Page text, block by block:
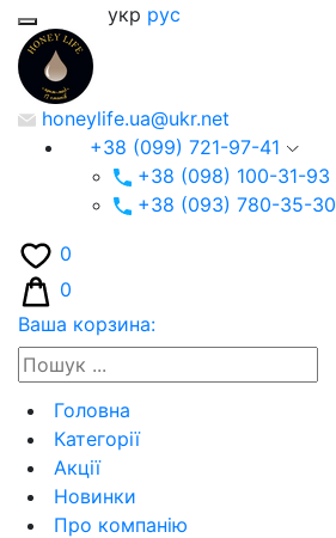
укр рус
honeylife.ua@ukr.net
+38 (099) 721-97-41
+38 (098) 100-31-93
+38 (093) 780-35-30
0
0
Ваша корзина:
Головна
Категорії
Акції
Новинки
Про компанію